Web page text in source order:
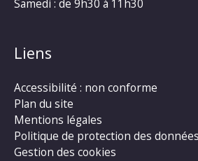
Samedi : de 9h30 à 11h30
Liens
Accessibilité : non conforme
Plan du site
Mentions légales
Politique de protection des données
Gestion des cookies